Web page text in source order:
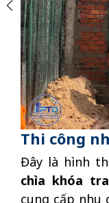
Thi công
Đây là hình
chìa khóa
cung cấp nhu